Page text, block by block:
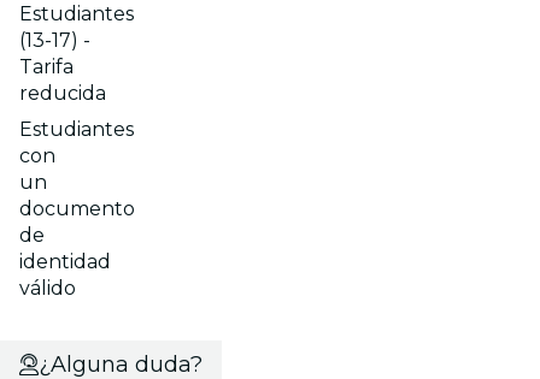
Estudiantes
(13-17) -
Tarifa
reducida
Estudiantes
con
un
documento
de
identidad
válido
¿Alguna duda?